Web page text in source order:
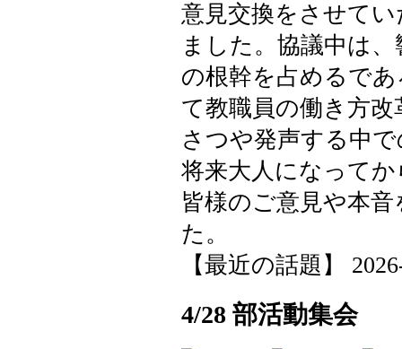
意見交換をさせて
ました。協議中は
の根幹を占めるで
て教職員の働き方
さつや発声する中
将来大人になって
皆様のご意見や本
た。
【最近の話題】
4/28 部活動集会